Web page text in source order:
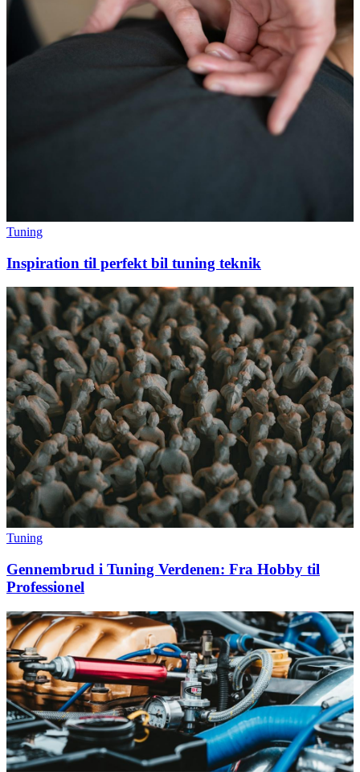
Tuning
Inspiration til perfekt bil tuning teknik
Tuning
Gennembrud i Tuning Verdenen: Fra Hobby til
Professionel